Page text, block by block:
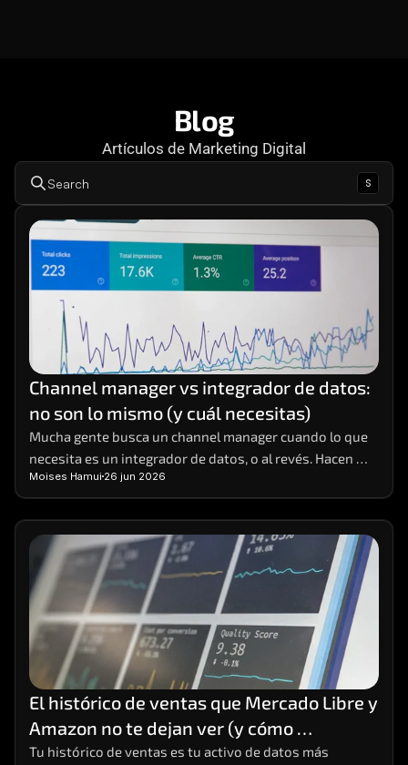
MHA Intelligence
Google Ads
Facebook Ads
Desarrollo Web
Automatización
Email marketing
COMMUNITY
Join
Events
Experts
RESOURCES
Blog
Careers
Docs
About
Blog
Artículos de Marketing Digital
Search s
Channel manager vs integrador de datos:
no son lo mismo (y cuál necesitas)
Mucha gente busca un channel manager cuando lo que
necesita es un integrador de datos, o al revés. Hacen
cosas distintas; aquí está la diferencia y cómo elegir.
Moises Hamui 26 jun 2026
El histórico de ventas que Mercado Libre y
Amazon no te dejan ver (y cómo
conservarlo)
Tu histórico de ventas es tu activo de datos más